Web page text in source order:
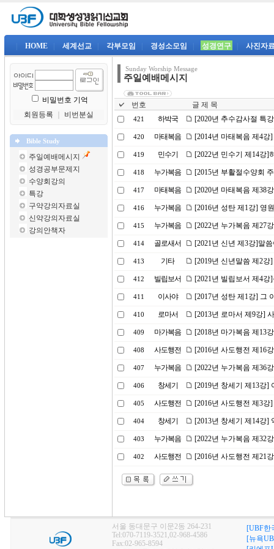
HOME 세계선교 각부모임 경성소모임 성경연구 사진자
비밀번호 기억
회원등록
비번분실
Bible Study
주일예배메시지
성경공부문제지
수양회강의
특강
구약강의자료실
신약강의자료실
강의안책자
Sunday Worship Message
주일예배메시지
번호 글 제 목
421 하박국 [2020년 추수감사절 특
420 마태복음 [2014년 마태복음 제4강
419 민수기 [2022년 민수기 제14강]
418 누가복음 [2015년 부활절수양회
417 마태복음 [2020년 마태복음 제38
416 누가복음 [2016년 성탄 제1강] 영
415 누가복음 [2022년 누가복음 제27
414 골로새서 [2021년 신년 제3강]말
413 기타 [2019년 신년말씀 제2강
412 빌립보서 [2021년 빌립보서 제4
411 이사야 [2017년 성탄 제1강] 그
410 로마서 [2013년 로마서 제9강]
409 마가복음 [2018년 마가복음 제13
408 사도행전 [2016년 사도행전 제16
407 누가복음 [2022년 누가복음 제36
406 창세기 [2019년 창세기 제13강]
405 사도행전 [2016년 사도행전 제3
404 창세기 [2013년 창세기 제14강]
403 누가복음 [2022년 누가복음 제32
402 사도행전 [2016년 사도행전 제21
서울 동대문구 이문2동 264-231
Tel:070-7119-3521,02-968-4586
Fax:02-965-8594
[UBF한
[뉴욕